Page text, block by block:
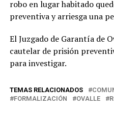
robo en lugar habitado
preventiva y arriesga una
El Juzgado de Garantía de
cautelar de prisión
para investigar.
TEMAS RELACIONADOS
FORMALIZACIÓN
OVALLE